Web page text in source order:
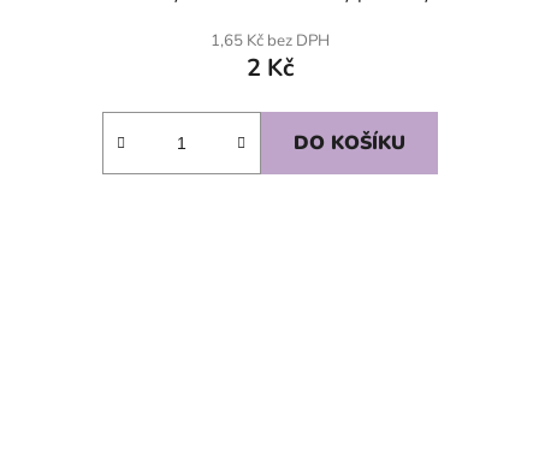
1,65 Kč bez DPH
2 Kč
DO KOŠÍKU